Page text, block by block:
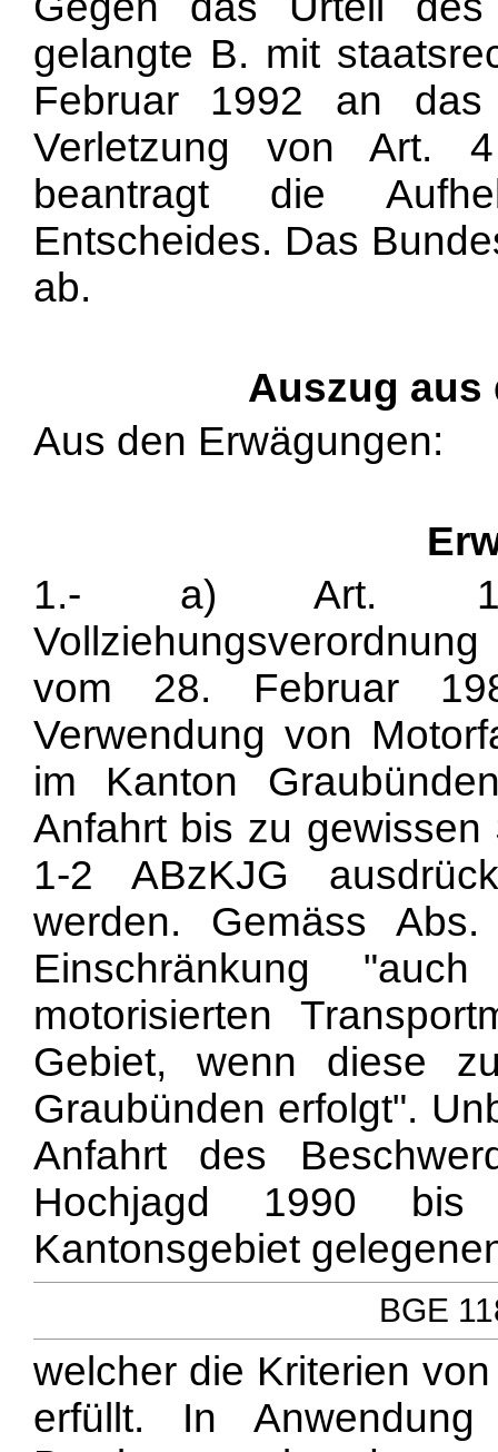
gelangte B. mit
Februar 1992 an
Verletzung von Art.
beantragt die
Entscheides. Das
ab.
Auszug aus
Aus den Erwägungen:
1.- a) Art. 17
vom 28. Februar
Verwendung von
im Kanton
Anfahrt bis zu
1-2 ABzKJG
werden. Gemäss
Einschränkung
motorisierten
Gebiet, wenn diese
Graubünden erfolgt".
Anfahrt des
Hochjagd 1990
Kantonsgebiet
BGE
welcher die Kriterien
erfüllt. In